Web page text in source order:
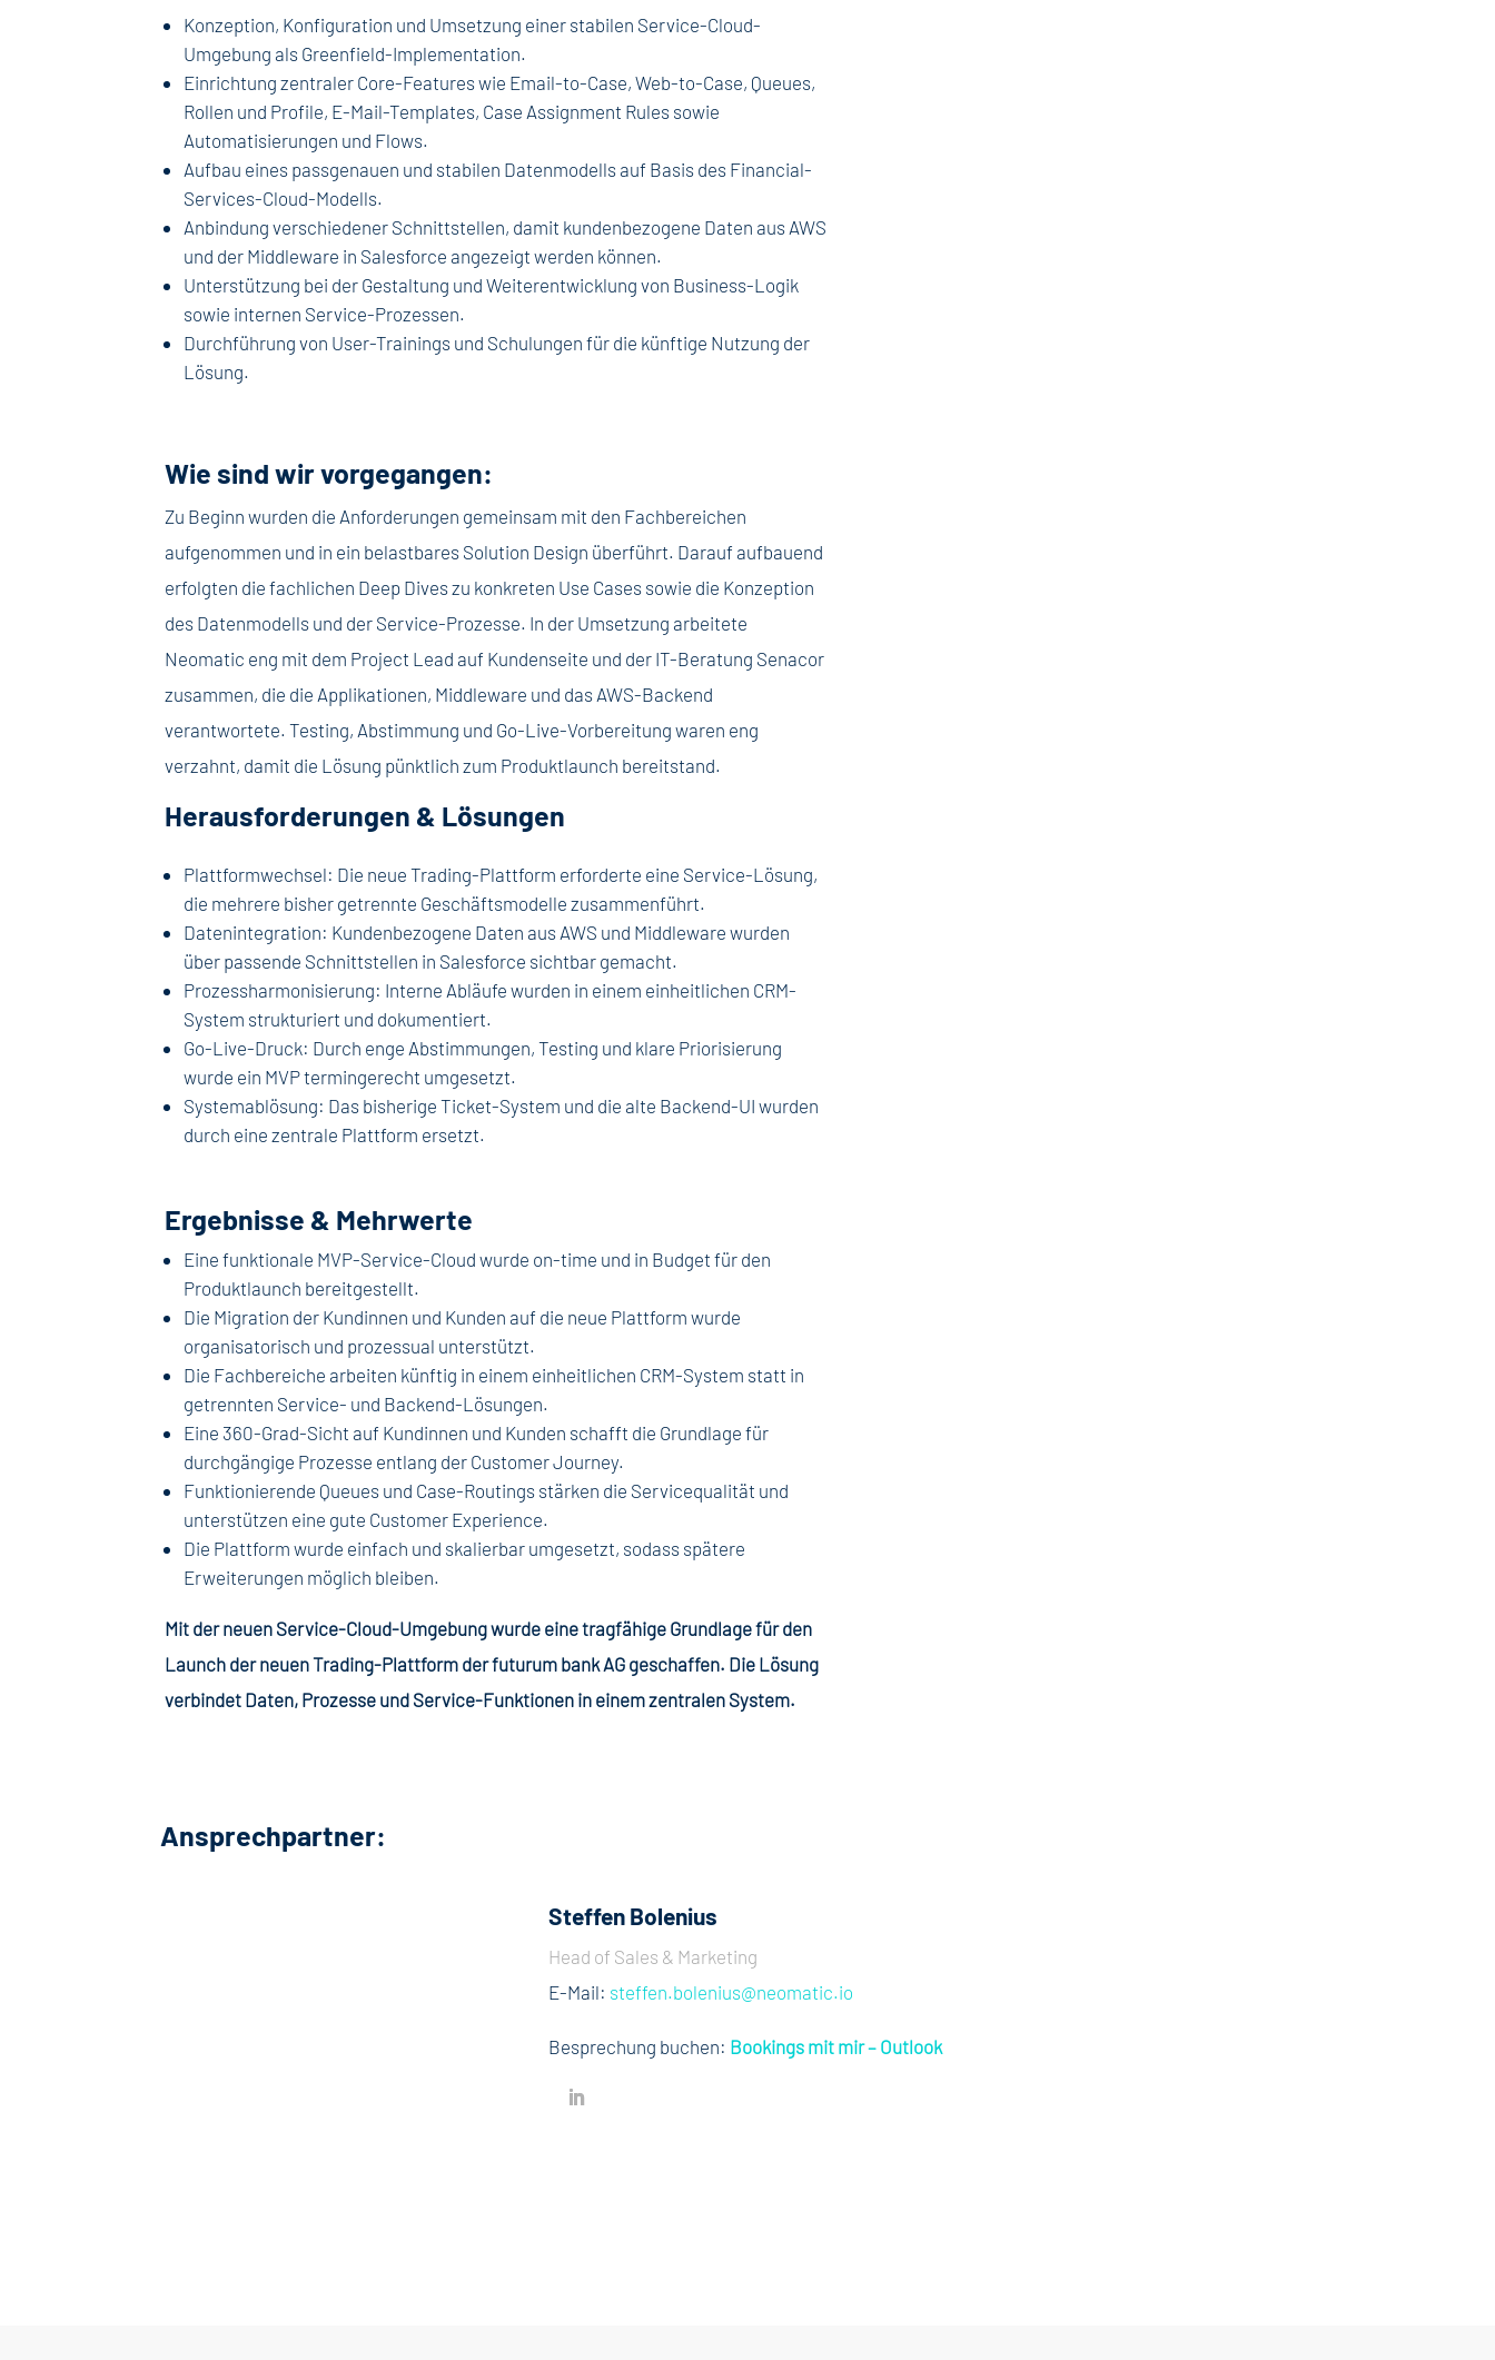
Konzeption, Konfiguration und Umsetzung einer stabilen Service-Cloud-
Umgebung als Greenfield-Implementation.
Einrichtung zentraler Core-Features wie Email-to-Case, Web-to-Case, Queues,
Rollen und Profile, E-Mail-Templates, Case Assignment Rules sowie
Automatisierungen und Flows.
Aufbau eines passgenauen und stabilen Datenmodells auf Basis des Financial-
Services-Cloud-Modells.
Anbindung verschiedener Schnittstellen, damit kundenbezogene Daten aus AWS
und der Middleware in Salesforce angezeigt werden können.
Unterstützung bei der Gestaltung und Weiterentwicklung von Business-Logik
sowie internen Service-Prozessen.
Durchführung von User-Trainings und Schulungen für die künftige Nutzung der
Lösung.
Wie sind wir vorgegangen:
Zu Beginn wurden die Anforderungen gemeinsam mit den Fachbereichen
aufgenommen und in ein belastbares Solution Design überführt. Darauf aufbauend
erfolgten die fachlichen Deep Dives zu konkreten Use Cases sowie die Konzeption
des Datenmodells und der Service-Prozesse. In der Umsetzung arbeitete
Neomatic eng mit dem Project Lead auf Kundenseite und der IT-Beratung Senacor
zusammen, die die Applikationen, Middleware und das AWS-Backend
verantwortete. Testing, Abstimmung und Go-Live-Vorbereitung waren eng
verzahnt, damit die Lösung pünktlich zum Produktlaunch bereitstand.
Herausforderungen & Lösungen
Plattformwechsel: Die neue Trading-Plattform erforderte eine Service-Lösung,
die mehrere bisher getrennte Geschäftsmodelle zusammenführt.
Datenintegration: Kundenbezogene Daten aus AWS und Middleware wurden
über passende Schnittstellen in Salesforce sichtbar gemacht.
Prozessharmonisierung: Interne Abläufe wurden in einem einheitlichen CRM-
System strukturiert und dokumentiert.
Go-Live-Druck: Durch enge Abstimmungen, Testing und klare Priorisierung
wurde ein MVP termingerecht umgesetzt.
Systemablösung: Das bisherige Ticket-System und die alte Backend-UI wurden
durch eine zentrale Plattform ersetzt.
Ergebnisse & Mehrwerte
Eine funktionale MVP-Service-Cloud wurde on-time und in Budget für den
Produktlaunch bereitgestellt.
Die Migration der Kundinnen und Kunden auf die neue Plattform wurde
organisatorisch und prozessual unterstützt.
Die Fachbereiche arbeiten künftig in einem einheitlichen CRM-System statt in
getrennten Service- und Backend-Lösungen.
Eine 360-Grad-Sicht auf Kundinnen und Kunden schafft die Grundlage für
durchgängige Prozesse entlang der Customer Journey.
Funktionierende Queues und Case-Routings stärken die Servicequalität und
unterstützen eine gute Customer Experience.
Die Plattform wurde einfach und skalierbar umgesetzt, sodass spätere
Erweiterungen möglich bleiben.
Mit der neuen Service-Cloud-Umgebung wurde eine tragfähige Grundlage für den
Launch der neuen Trading-Plattform der futurum bank AG geschaffen. Die Lösung
verbindet Daten, Prozesse und Service-Funktionen in einem zentralen System.
Ansprechpartner:
Steffen Bolenius
Head of Sales & Marketing
E-Mail: steffen.bolenius@neomatic.io
Besprechung buchen: Bookings mit mir – Outlook